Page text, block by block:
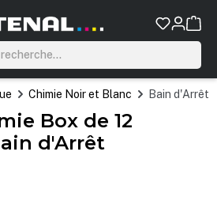
Chimie Noir et Blanc Bain d'Arrêt
Box de 12
d'Arrêt